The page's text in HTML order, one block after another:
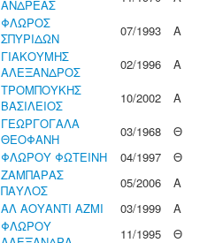
ΑΝΔΡΕΑΣ
ΦΛΩΡΟΣ
ΣΠΥΡΙΔΩΝ
07/1993
Α
ΓΙΑΚΟΥΜΗΣ
ΑΛΕΞΑΝΔΡΟΣ
02/1996
Α
ΤΡΟΜΠΟΥΚΗΣ
ΒΑΣΙΛΕΙΟΣ
10/2002
Α
ΓΕΩΡΓΟΓΑΛΑ
ΘΕΟΦΑΝΗ
03/1968
Θ
ΦΛΩΡΟΥ ΦΩΤΕΙΝΗ 04/1997
Θ
ΖΑΜΠΑΡΑΣ
ΠΑΥΛΟΣ
05/2006
Α
ΑΛ ΑΟΥΑΝΤΙ ΑΖΜΙ 03/1999
Α
ΦΛΩΡΟΥ
11/1995 Θ